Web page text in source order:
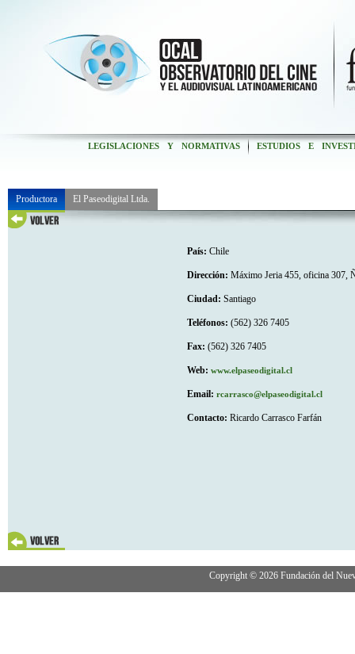
LEGISLACIONES Y NORMATIVAS ESTUDIOS E
Productora El Paseodigital Ltda.
País: Chile
Dirección: Máximo Jeria 455, oficina 307,
Ciudad: Santiago
Teléfonos: (562) 326 7405
Fax: (562) 326 7405
Web: www.elpaseodigital.cl
Email: rcarrasco@elpaseodigital.cl
Contacto: Ricardo Carrasco Farfán
Copyright © 2026 Fundación del